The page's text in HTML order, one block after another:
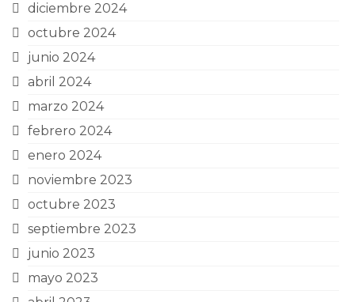
diciembre 2024
octubre 2024
junio 2024
abril 2024
marzo 2024
febrero 2024
enero 2024
noviembre 2023
octubre 2023
septiembre 2023
junio 2023
mayo 2023